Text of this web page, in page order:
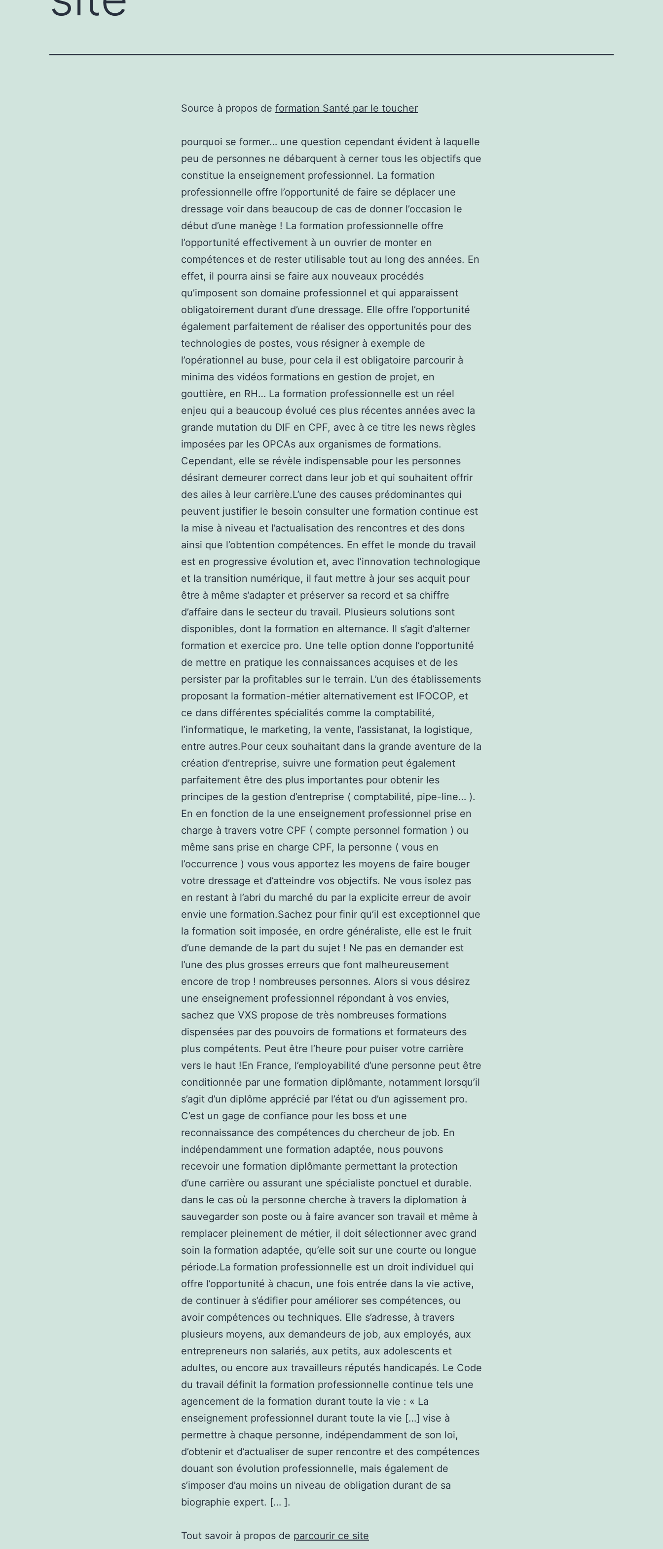
Source à propos de formation Santé par le toucher
pourquoi se former… une question cependant évident à laquelle
peu de personnes ne débarquent à cerner tous les objectifs que
constitue la enseignement professionnel. La formation
professionnelle offre l’opportunité de faire se déplacer une
dressage voir dans beaucoup de cas de donner l’occasion le
début d’une manège ! La formation professionnelle offre
l’opportunité effectivement à un ouvrier de monter en
compétences et de rester utilisable tout au long des années. En
effet, il pourra ainsi se faire aux nouveaux procédés
qu’imposent son domaine professionnel et qui apparaissent
obligatoirement durant d’une dressage. Elle offre l’opportunité
également parfaitement de réaliser des opportunités pour des
technologies de postes, vous résigner à exemple de
l’opérationnel au buse, pour cela il est obligatoire parcourir à
minima des vidéos formations en gestion de projet, en
gouttière, en RH… La formation professionnelle est un réel
enjeu qui a beaucoup évolué ces plus récentes années avec la
grande mutation du DIF en CPF, avec à ce titre les news règles
imposées par les OPCAs aux organismes de formations.
Cependant, elle se révèle indispensable pour les personnes
désirant demeurer correct dans leur job et qui souhaitent offrir
des ailes à leur carrière.L’une des causes prédominantes qui
peuvent justifier le besoin consulter une formation continue est
la mise à niveau et l’actualisation des rencontres et des dons
ainsi que l’obtention compétences. En effet le monde du travail
est en progressive évolution et, avec l’innovation technologique
et la transition numérique, il faut mettre à jour ses acquit pour
être à même s’adapter et préserver sa record et sa chiffre
d’affaire dans le secteur du travail. Plusieurs solutions sont
disponibles, dont la formation en alternance. Il s’agit d’alterner
formation et exercice pro. Une telle option donne l’opportunité
de mettre en pratique les connaissances acquises et de les
persister par la profitables sur le terrain. L’un des établissements
proposant la formation-métier alternativement est IFOCOP, et
ce dans différentes spécialités comme la comptabilité,
l’informatique, le marketing, la vente, l’assistanat, la logistique,
entre autres.Pour ceux souhaitant dans la grande aventure de la
création d’entreprise, suivre une formation peut également
parfaitement être des plus importantes pour obtenir les
principes de la gestion d’entreprise ( comptabilité, pipe-line… ).
En en fonction de la une enseignement professionnel prise en
charge à travers votre CPF ( compte personnel formation ) ou
même sans prise en charge CPF, la personne ( vous en
l’occurrence ) vous vous apportez les moyens de faire bouger
votre dressage et d’atteindre vos objectifs. Ne vous isolez pas
en restant à l’abri du marché du par la explicite erreur de avoir
envie une formation.Sachez pour finir qu’il est exceptionnel que
la formation soit imposée, en ordre généraliste, elle est le fruit
d’une demande de la part du sujet ! Ne pas en demander est
l’une des plus grosses erreurs que font malheureusement
encore de trop ! nombreuses personnes. Alors si vous désirez
une enseignement professionnel répondant à vos envies,
sachez que VXS propose de très nombreuses formations
dispensées par des pouvoirs de formations et formateurs des
plus compétents. Peut être l’heure pour puiser votre carrière
vers le haut !En France, l’employabilité d’une personne peut être
conditionnée par une formation diplômante, notamment lorsqu’il
s’agit d’un diplôme apprécié par l’état ou d’un agissement pro.
C’est un gage de confiance pour les boss et une
reconnaissance des compétences du chercheur de job. En
indépendamment une formation adaptée, nous pouvons
recevoir une formation diplômante permettant la protection
d’une carrière ou assurant une spécialiste ponctuel et durable.
dans le cas où la personne cherche à travers la diplomation à
sauvegarder son poste ou à faire avancer son travail et même à
remplacer pleinement de métier, il doit sélectionner avec grand
soin la formation adaptée, qu’elle soit sur une courte ou longue
période.La formation professionnelle est un droit individuel qui
offre l’opportunité à chacun, une fois entrée dans la vie active,
de continuer à s’édifier pour améliorer ses compétences, ou
avoir compétences ou techniques. Elle s’adresse, à travers
plusieurs moyens, aux demandeurs de job, aux employés, aux
entrepreneurs non salariés, aux petits, aux adolescents et
adultes, ou encore aux travailleurs réputés handicapés. Le Code
du travail définit la formation professionnelle continue tels une
agencement de la formation durant toute la vie : « La
enseignement professionnel durant toute la vie […] vise à
permettre à chaque personne, indépendamment de son loi,
d’obtenir et d’actualiser de super rencontre et des compétences
douant son évolution professionnelle, mais également de
s’imposer d’au moins un niveau de obligation durant de sa
biographie expert. [… ].
Tout savoir à propos de parcourir ce site